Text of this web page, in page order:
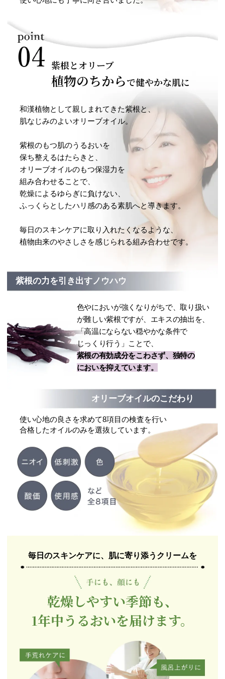
紫根とオリーブ
植物のちからで健やかな肌に
和漢植物として親しまれてきた紫根と、
肌なじみのよいオリーブオイル。
紫根のもつ肌のうるおいを
保ち整えるはたらきと、
オリーブオイルのもつ保湿力を
組み合わせることで、
乾燥によるゆらぎに負けない、
ふっくらとしたハリ感のある素肌へと導きます。
毎日のスキンケアに取り入れたくなるような、
植物由来のやさしさを感じられる組み合わせです。
紫根の力を引き出すノウハウ
色やにおいが強くなりがちで、取り扱い
が難しい紫根ですが、エキスの抽出を、
「高温にならない穏やかな条件で
じっくり行う」ことで、
紫根の有効成分をこわさず、独特の
においを抑えています。
オリーブオイルのこだわり
使い心地の良さを求めて8項目の検査を行い
合格したオイルのみを選抜しています。
毎日のスキンケアに、肌に寄り添うクリームを
乾燥しやすい季節も、
1年中うるおいを届けます。